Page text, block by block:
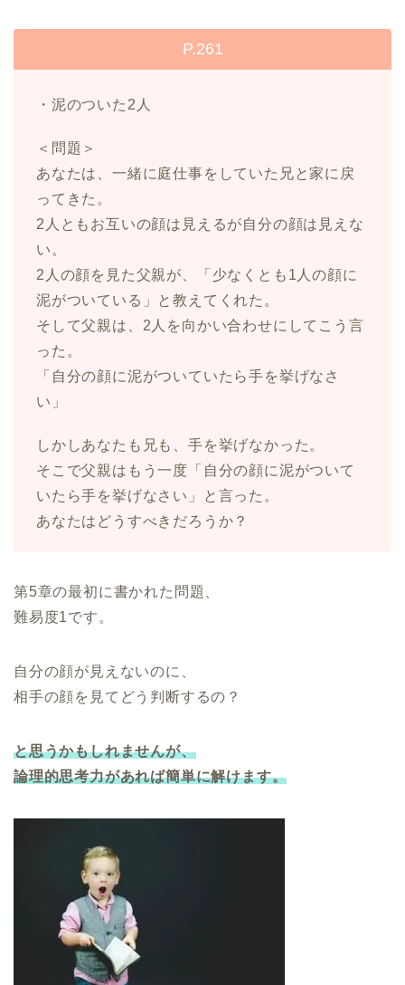
P.261
・泥のついた2人
＜問題＞
あなたは、一緒に庭仕事をしていた兄と家に戻
ってきた。
2人ともお互いの顔は見えるが自分の顔は見えな
い。
2人の顔を見た父親が、「少なくとも1人の顔に
泥がついている」と教えてくれた。
そして父親は、2人を向かい合わせにしてこう言
った。
「自分の顔に泥がついていたら手を挙げなさ
い」
しかしあなたも兄も、手を挙げなかった。
そこで父親はもう一度「自分の顔に泥がついて
いたら手を挙げなさい」と言った。
あなたはどうすべきだろうか？
第5章の最初に書かれた問題、
難易度1です。
自分の顔が見えないのに、
相手の顔を見てどう判断するの？
と思うかもしれませんが、
論理的思考力があれば簡単に解けます。